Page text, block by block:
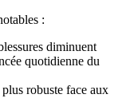
:
diminuent
quotidienne du
robuste face aux